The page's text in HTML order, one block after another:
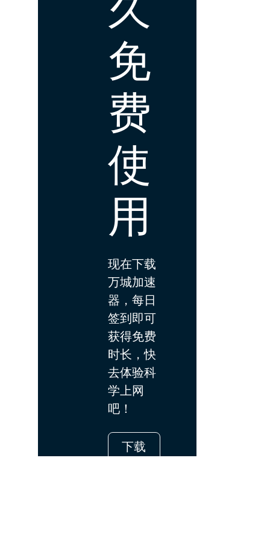
免
费
使
用
现在下载
万城加速
器，每日
签到即可
获得免费
时长，快
去体验科
学上网
吧！
下载